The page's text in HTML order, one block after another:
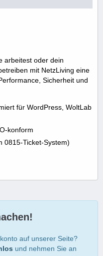
arbeitest oder dein
mit NetzLiving eine
Sicherheit und
für WordPress, WoltLab
konform
0815-Ticket-System)
auf unserer Seite?
und nehmen Sie an